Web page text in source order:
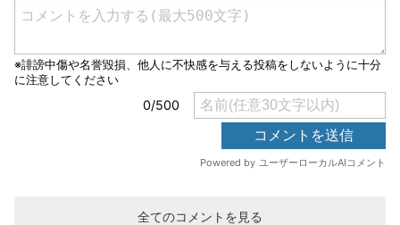
全てのコメントを見る